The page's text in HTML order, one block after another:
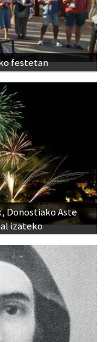
festetan
Donostiako Aste
izateko